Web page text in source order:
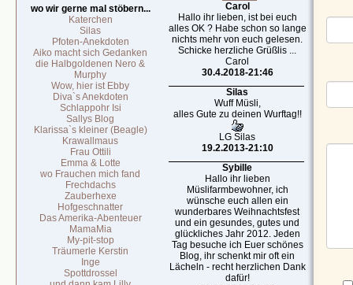
wo wir gerne mal stöbern...
Katerchen
Silas
Pfoten-Anekdoten
Aiko macht sich Gedanken
die Halbgoldenen Nero &
Murphy
Wow, hier ist Ebby
Diva`s Anekdoten
Schlappohr Isi
Sallys Blog
Klarissa`s kleiner (Beagle)
Krawallmaus
Frau Ottili
Emma & Lotte
wo Frauchen mich fand
Frechdachs
Zauberhexe
Hofgeschnatter
Das Amerika-Abenteuer
MamaMia
My-pit-stop
Träumerle Kerstin
Inge
Spottdrossel
Carol
Hallo ihr lieben, ist bei euch
alles OK ? Habe schon so lange
nichts mehr von euch gelesen.
Schicke herzliche Grüßlis ...
Carol
30.4.2018-21:46
Silas
Wuff Müsli,
alles Gute zu deinen Wurftag!!
LG Silas
19.2.2013-21:10
Sybille
Hallo ihr lieben
Müslifarmbewohner, ich
wünsche euch allen ein
wunderbares Weihnachtsfest
und ein gesundes, gutes und
glückliches Jahr 2012. Jeden
Tag besuche ich Euer schönes
Blog, ihr schenkt mir oft ein
Lächeln - recht herzlichen Dank
dafür!